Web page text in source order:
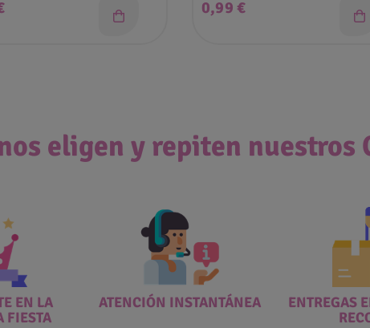
Precio
0,99 €
eligen y repiten nuestros
EN LA
FIESTA
ATENCIÓN INSTANTÁNEA
ENTREGAS